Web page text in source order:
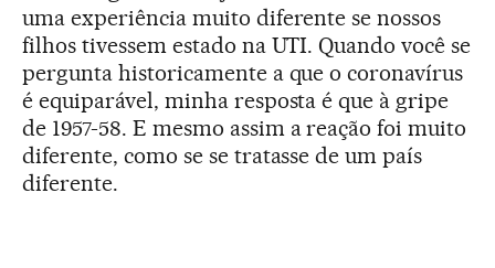
uma experiência muito diferente se nossos
filhos tivessem estado na UTI. Quando você se
pergunta historicamente a que o coronavírus
é equiparável, minha resposta é que à gripe
de 1957-58. E mesmo assim a reação foi muito
diferente, como se se tratasse de um país
diferente.